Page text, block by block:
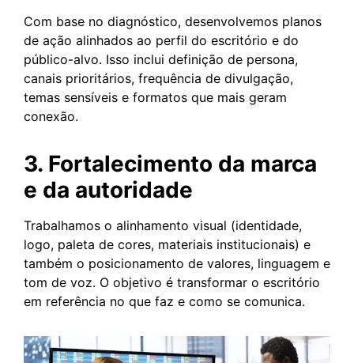
Com base no diagnóstico, desenvolvemos planos
de ação alinhados ao perfil do escritório e do
público-alvo. Isso inclui definição de persona,
canais prioritários, frequência de divulgação,
temas sensíveis e formatos que mais geram
conexão.
3. Fortalecimento da marca
e da autoridade
Trabalhamos o alinhamento visual (identidade,
logo, paleta de cores, materiais institucionais) e
também o posicionamento de valores, linguagem e
tom de voz. O objetivo é transformar o escritório
em referência no que faz e como se comunica.